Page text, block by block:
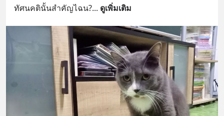
ทัศนคตินั้นสำคัญไฉน?... ดูเพิ่มเติม